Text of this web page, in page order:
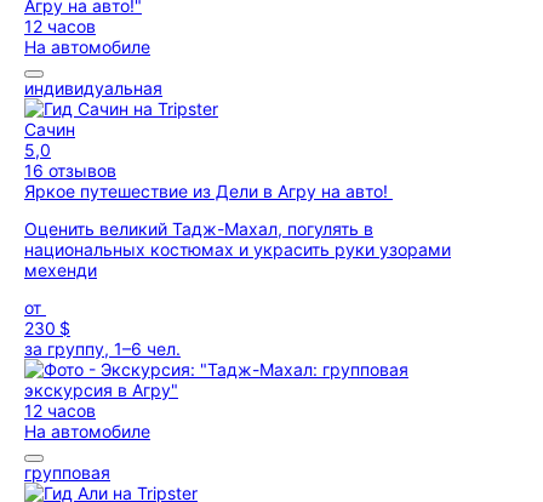
12 часов
На автомобиле
индивидуальная
Сачин
5,0
16 отзывов
Яркое путешествие из Дели в Агру на авто!
Оценить великий Тадж-Махал, погулять в
национальных костюмах и украсить руки узорами
мехенди
от
230 $
за группу, 1–6 чел.
12 часов
На автомобиле
групповая